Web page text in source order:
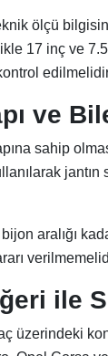
ölçü
17 inç ve
ve
sahip
aralığı
ile
üzerindeki